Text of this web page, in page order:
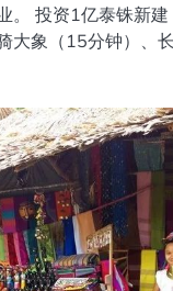
。 投资1亿泰铢新
大象（15分钟）、